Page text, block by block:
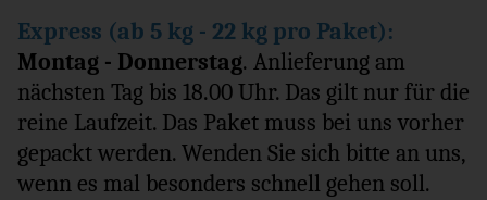
Express (ab 5 kg - 22 kg pro Paket):
Montag - Donnerstag. Anlieferung am
nächsten Tag bis 18.00 Uhr. Das gilt nur für die
reine Laufzeit. Das Paket muss bei uns vorher
gepackt werden. Wenden Sie sich bitte an uns,
wenn es mal besonders schnell gehen soll.